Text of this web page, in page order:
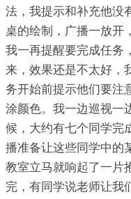
法，我提示和补充他没
桌的绘制，广播一放开
我一再提醒要完成任务
来，效果还是不太好，
务开始前提示他们要注
涂颜色。我一边巡视一
候，大约有七个同学完
播准备让这些同学中的
教室立马就响起了一片
完，有同学说老师让我